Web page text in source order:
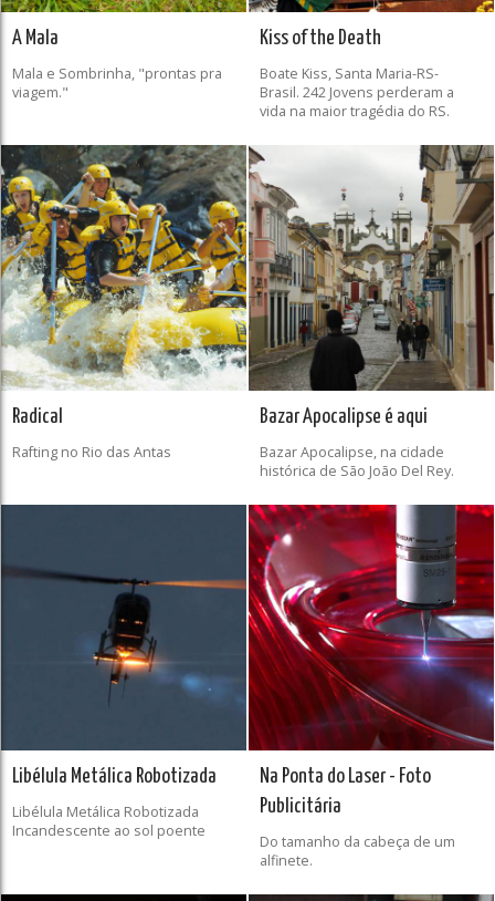
A Mala
Mala e Sombrinha, "prontas pra
viagem."
Kiss of the Death
Boate Kiss, Santa Maria-RS-
Brasil. 242 Jovens perderam a
vida na maior tragédia do RS.
Radical
Rafting no Rio das Antas
Bazar Apocalipse é aqui
Bazar Apocalipse, na cidade
histórica de São João Del Rey.
Libélula Metálica Robotizada
Libélula Metálica Robotizada
Incandescente ao sol poente
Na Ponta do Laser - Foto
Publicitária
Do tamanho da cabeça de um
alfinete.